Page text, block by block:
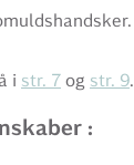
i str. 7 og str. 9.
: